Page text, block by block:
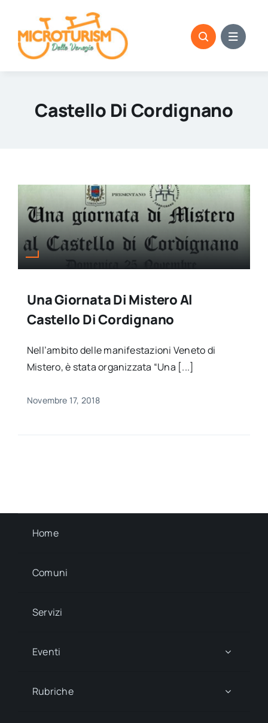
content
Castello Di Cordignano
Una Giornata Di Mistero Al
Castello Di Cordignano
Nell’ambito delle manifestazioni Veneto di
Mistero, è stata organizzata “Una [...]
Novembre 17, 2018
Home
Comuni
Servizi
Eventi
Rubriche